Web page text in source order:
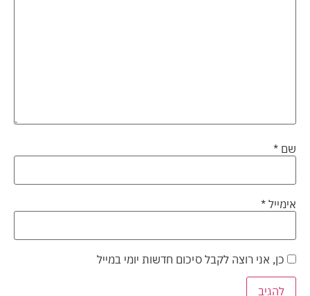
שם *
אימייל *
כן, אני רוצה לקבל סיכום חדשות יומי במייל